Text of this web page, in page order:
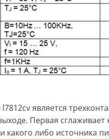
является
Первая
либо источника